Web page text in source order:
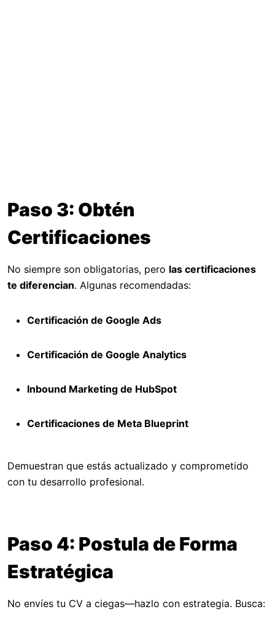
Paso 3: Obtén
Certificaciones
No siempre son obligatorias, pero las certificaciones
te diferencian. Algunas recomendadas:
Certificación de Google Ads
Certificación de Google Analytics
Inbound Marketing de HubSpot
Certificaciones de Meta Blueprint
Demuestran que estás actualizado y comprometido
con tu desarrollo profesional.
Paso 4: Postula de Forma
Estratégica
No envíes tu CV a ciegas—hazlo con estrategia. Busca: